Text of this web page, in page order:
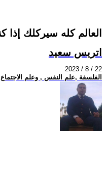
العالم كله سيركلك
اتريس سعيد
2023 / 8 / 22
الفلسفة ,علم النفس , وعلم الاجتماع